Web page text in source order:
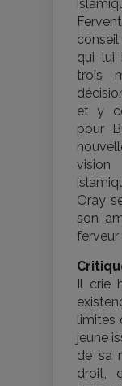
conseil
qui lui
trois
et y
pour
Oray
son
ferveur
Il crie
limites
jeune
de sa
droit,